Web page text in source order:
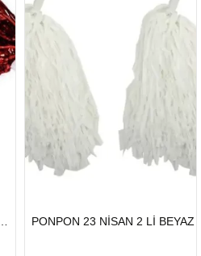
GÖNDERİ
PONPON 23 NİSAN 2 Lİ BEYAZ